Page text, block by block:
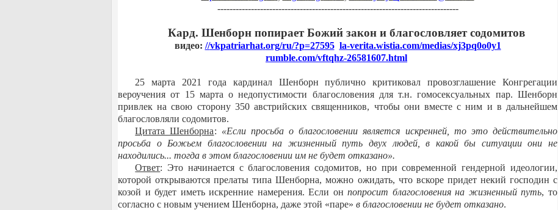
-------------------------------------------------------------------------------
Кард. Шенборн попирает Божий закон и благословляет содомитов
видео: //vkpatriarhat.org/ru/?p=27595 la-verita.wistia.com/medias/xj3pq0o0y1
rumble.com/vftqhz-26581607.html
25 марта 2021 года кардинал Шенборн публично критиковал провозглашение Конгрегации
вероучения от 15 марта о недопустимости благословения для т.н. гомосексуальных пар. Шенборн
привлек на свою сторону 350 австрийских священников, чтобы они вместе с ним и в дальнейшем
благословляли содомитов.
Цитата Шенборна: «Если просьба о благословении является искренней, то это действительно
просьба о Божьем благословении на жизненный путь двух людей, в какой бы ситуации они не
находились... тогда в этом благословении им не будет отказано».
Ответ: Это начинается с благословения содомитов, но при современной гендерной идеологии,
которой открываются прелаты типа Шенборна, можно ожидать, что вскоре придет некий господин с
козой и будет иметь искренние намерения. Если онпопросит благословения на жизненный путь, то
согласно с новым учением Шенборна, даже этой «паре» в благословении не будет отказано.